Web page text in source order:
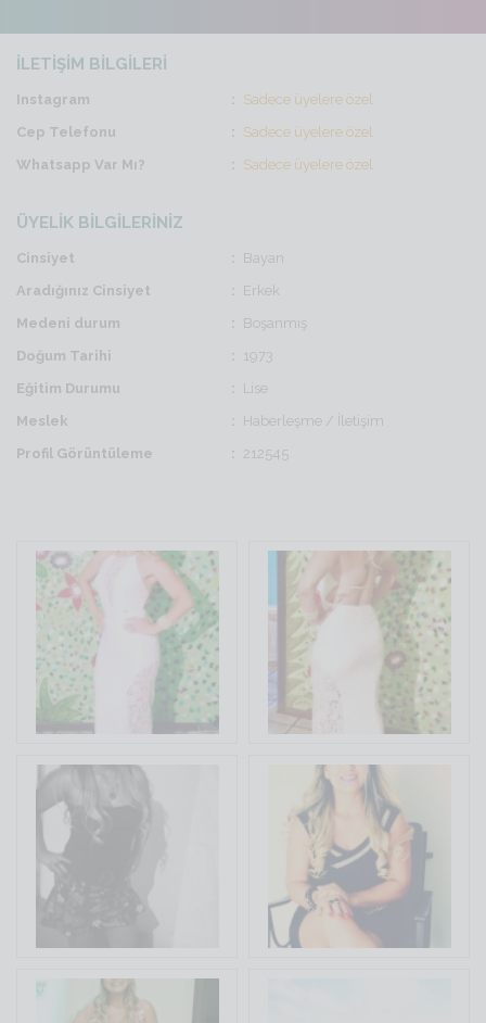
İLETİŞİM BİLGİLERİ
Instagram
Sadece üyelere özel
Cep Telefonu
Sadece üyelere özel
Whatsapp Var Mı?
Sadece üyelere özel
ÜYELİK BİLGİLERİNİZ
Cinsiyet
Bayan
Aradığınız Cinsiyet
Erkek
Medeni durum
Boşanmış
Doğum Tarihi
1973
Eğitim Durumu
Lise
Meslek
Haberleşme / İletişim
Profil Görüntüleme
212545